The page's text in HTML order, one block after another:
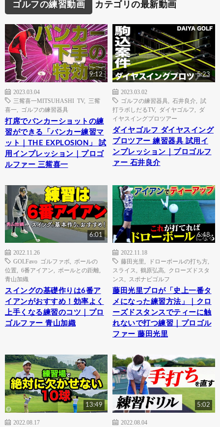
ゴルフの練習動画 カテゴリの最新動画
9:12
2023.03.04
三觜喜一MITSUHASHI TV, 三觜
喜一
ゴルフの練習器具
打席でバンカーショットの練
習ができる「バンカー練習マ
ット｜THE EXPLOSION」 試
用インプレッション｜プロゴ
ルファー 三觜喜一
5:23
2023.03.02
ゴルフの練習器具
石井良介
試
打ラボしだるTV, ダイヤゴルフ
ダ
イヤスイングプロツアー
ダイヤゴルフ ダイヤスイング
プロツアー 練習器具 試用イ
ンプレッション｜プロゴルフ
ァー 石井良介
6:01
2022.11.26
GOLFavo ゴルファボ
ボールの
位置
6番アイアン ボールとの距離
青山加織
スイングの基礎作りは6番ア
イアンがおすすめ！効率よく
上手くなる練習のコツ｜プロ
ゴルファー 青山加織
6:48
2022.11.18
藤田光里
ドローボールの打ち方
スライス
鶴原弘高
クローズドスタ
ンス
スポナビゴルフ
藤田光里プロが「史上一番タ
メになった練習方法」｜クロ
ーズドスタンスでティーに触
れないで打つ練習｜プロゴル
ファー 藤田光里
13:49
2022.08.17
5:02
2022.08.04